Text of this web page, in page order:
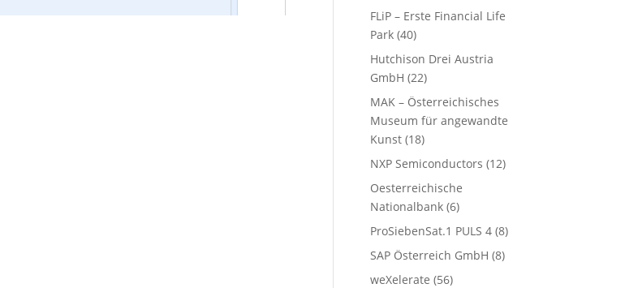
FLiP – Erste Financial Life
Park (40)
Hutchison Drei Austria
GmbH (22)
MAK – Österreichisches
Museum für angewandte
Kunst (18)
NXP Semiconductors (12)
Oesterreichische
Nationalbank (6)
ProSiebenSat.1 PULS 4 (8)
SAP Österreich GmbH (8)
weXelerate (56)